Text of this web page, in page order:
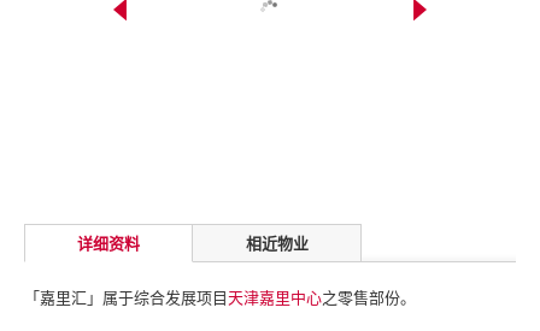
详细资料 相近物业
「嘉里汇」属于综合发展项目天津嘉里中心之零售部份。